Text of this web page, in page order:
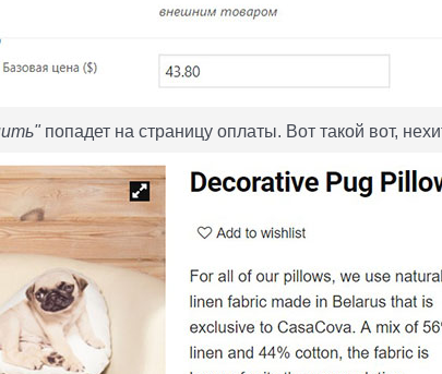
попадет на страницу оплаты. Вот такой вот,